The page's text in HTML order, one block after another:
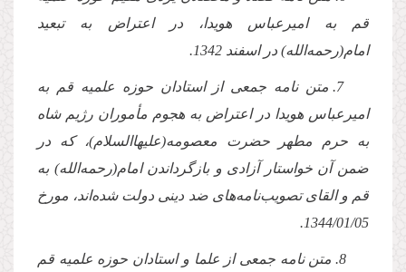
قم به امیرعباس هویدا، در اعتراض به تبعید
امام(رحمه‌الله) در اسفند 1342.
7. متن نامه جمعى از استادان حوزه علمیه قم به
امیرعباس هویدا در اعتراض به هجوم مأموران رژیم شاه
به حرم مطهر حضرت معصومه(علیهاالسلام)، كه در
ضمن آن خواستار آزادى و بازگرداندن امام(رحمه‌الله) به
قم و القاى تصویب‌نامه‌هاى ضد دینى دولت شده‌اند، مورخ
1344/01/05
.
8. متن نامه جمعى از علما و استادان حوزه علمیه قم